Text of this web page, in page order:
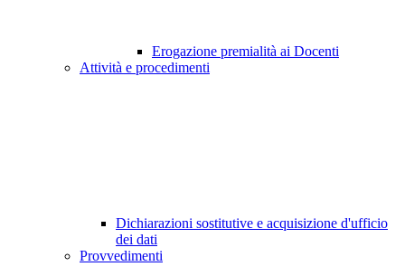
Erogazione premialità ai Docenti
Attività e procedimenti
Dichiarazioni sostitutive e acquisizione d'ufficio
dei dati
Provvedimenti